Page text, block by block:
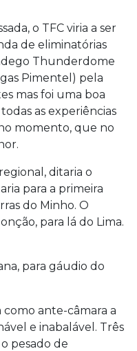
o TFC viria a ser
de eliminatórias
Thunderdome
Pimentel) pela
mas foi uma boa
as experiências
momento, que no
ditaria o
para a primeira
do Minho. O
para lá do Lima.
para gáudio do
como ante-câmara a
e inabalável. Três
pesado de